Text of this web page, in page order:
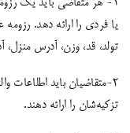
۱- هر متقاضی باید یک
یا فردی را ارائه دهد.
تولد، قد، وزن، آدرس
۲-متقاضیان باید اطلاعات
تزکیه‌شان را ارائه دهند.